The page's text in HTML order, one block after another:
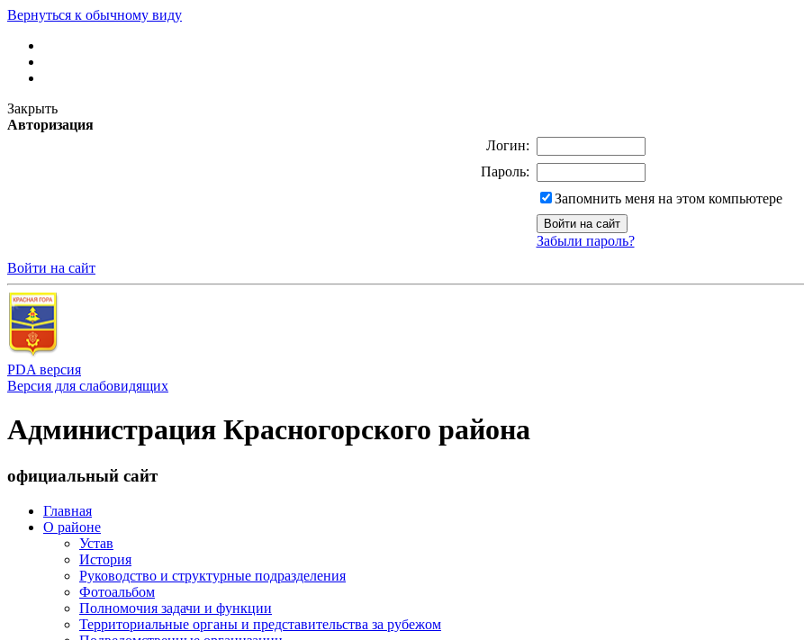
Вернуться к обычному виду
Закрыть
Авторизация
Логин:
Пароль:
Запомнить меня на этом компьютере
Забыли пароль?
Войти на сайт
PDA версия
Версия для слабовидящих
Администрация Красногорского района
официальный сайт
Главная
О районе
Устав
История
Руководство и структурные подразделения
Фотоальбом
Полномочия задачи и функции
Территориальные органы и представительства за рубежом